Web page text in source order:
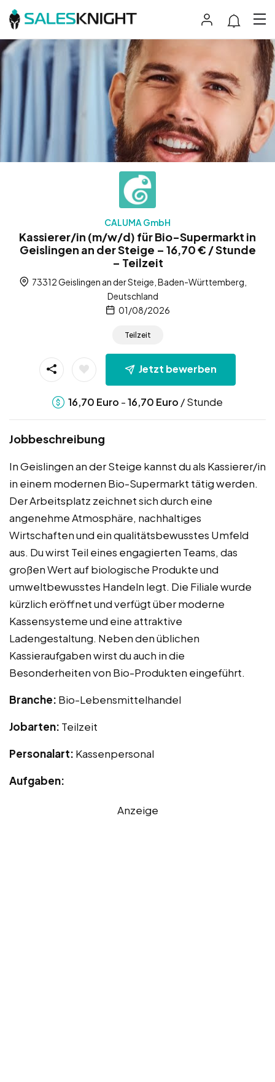
CALUMA GmbH
Kassierer/in (m/w/d) für Bio-Supermarkt in
Geislingen an der Steige – 16,70 € / Stunde
– Teilzeit
73312 Geislingen an der Steige, Baden-Württemberg,
Deutschland
01/08/2026
Teilzeit
Jetzt bewerben
16,70 Euro -16,70 Euro / Stunde
Jobbeschreibung
In Geislingen an der Steige kannst du als Kassierer/in
in einem modernen Bio-Supermarkt tätig werden.
Der Arbeitsplatz zeichnet sich durch eine
angenehme Atmosphäre, nachhaltiges
Wirtschaften und ein qualitätsbewusstes Umfeld
aus. Du wirst Teil eines engagierten Teams, das
großen Wert auf biologische Produkte und
umweltbewusstes Handeln legt. Die Filiale wurde
kürzlich eröffnet und verfügt über moderne
Kassensysteme und eine attraktive
Ladengestaltung. Neben den üblichen
Kassieraufgaben wirst du auch in die
Besonderheiten von Bio-Produkten eingeführt.
Branche: Bio-Lebensmittelhandel
Jobarten: Teilzeit
Personalart: Kassenpersonal
Aufgaben:
Anzeige